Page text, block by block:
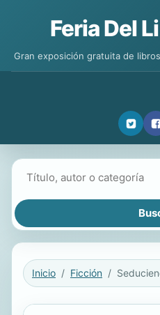
Feria Del
Gran exposición gratuita de
Inicio Ficción